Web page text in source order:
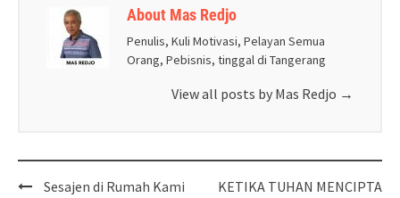
About Mas Redjo
Penulis, Kuli Motivasi, Pelayan Semua
Orang, Pebisnis, tinggal di Tangerang
View all posts by Mas Redjo →
PostSesajen di Rumah Kami
KETIKA TUHAN MENCIPTA